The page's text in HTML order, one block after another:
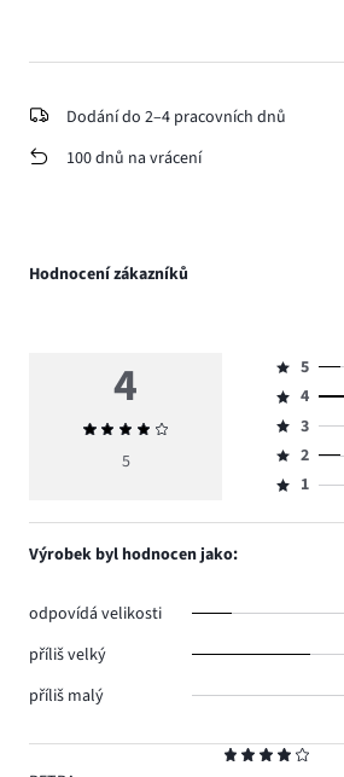
Dodání do 2–4 pracovních dnů
100 dnů na vrácení
Hodnocení zákazníků
4
Průměrné
hodnocení
5
Hodnocení
5,
počet
hlasů
1.
5
Hodnocení
4,
počet
hlasů
4
Hodnocení
3,
počet
3
Hodnocení
2,
2
Hodnocení
1,
1
Výrobek byl hodnocen jako:
odpovídá velikosti
příliš velký
příliš malý